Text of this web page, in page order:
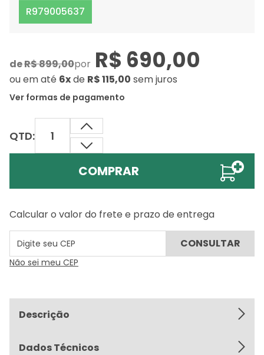
deR$ 899,00por R$ 690,00
ouem até 6xde R$ 115,00 sem juros
Ver formas de pagamento
R979005637
QTD:
COMPRAR
Calcular o valor do frete e prazo de entrega
Não sei meu CEP
Descrição
Dados Técnicos